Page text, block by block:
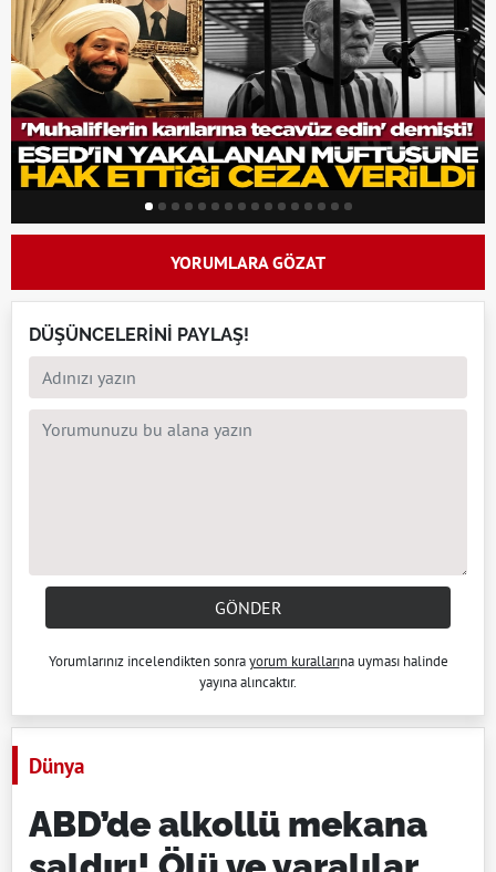
YORUMLARA GÖZAT
DÜŞÜNCELERİNİ PAYLAŞ!
GÖNDER
Yorumlarınız incelendikten sonrayorum kurallarına uyması halinde
yayına alıncaktır.
Dünya
ABD’de alkollü mekana